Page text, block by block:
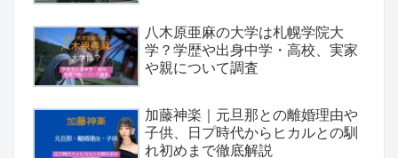
八木原亜麻の大学は札幌学院大
学？学歴や出身中学・高校、実家
や親について調査
加藤神楽｜元旦那との離婚理由や
子供、日プ時代からヒカルとの馴
れ初めまで徹底解説